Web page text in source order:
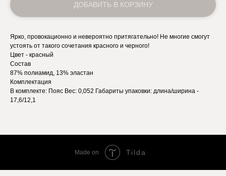
ДОБАВИТЬ В КОРЗИНУ
Ярко, провокационно и невероятно притягательно! Не многие смогут
устоять от такого сочетания красного и черного!
Цвет - красный
Состав
87% полиамид, 13% эластан
Комплектация
В комплекте: Пояс Вес: 0,052 Габариты упаковки: длина/ширина -
17,6/12,1
Made on Tilda